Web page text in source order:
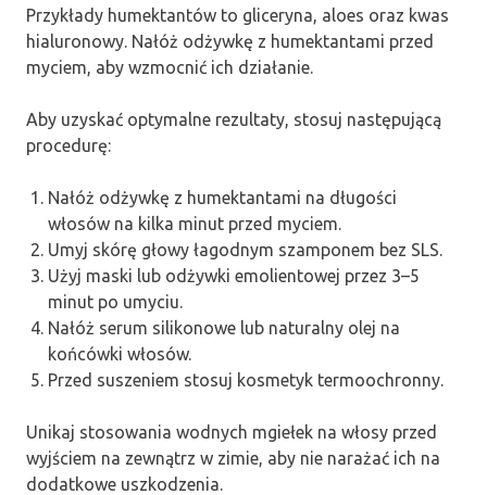
Przykłady humektantów to gliceryna, aloes oraz kwas
hialuronowy. Nałóż odżywkę z humektantami przed
myciem, aby wzmocnić ich działanie.
Aby uzyskać optymalne rezultaty, stosuj następującą
procedurę:
Nałóż odżywkę z humektantami na długości
włosów na kilka minut przed myciem.
Umyj skórę głowy łagodnym szamponem bez SLS.
Użyj maski lub odżywki emolientowej przez 3–5
minut po umyciu.
Nałóż serum silikonowe lub naturalny olej na
końcówki włosów.
Przed suszeniem stosuj kosmetyk termoochronny.
Unikaj stosowania wodnych mgiełek na włosy przed
wyjściem na zewnątrz w zimie, aby nie narażać ich na
dodatkowe uszkodzenia.